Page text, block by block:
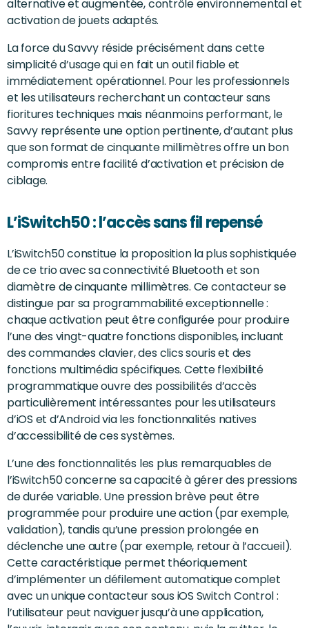
alternative et augmentée, contrôle environnemental et
activation de jouets adaptés.
La force du Savvy réside précisément dans cette
simplicité d’usage qui en fait un outil fiable et
immédiatement opérationnel. Pour les professionnels
et les utilisateurs recherchant un contacteur sans
fioritures techniques mais néanmoins performant, le
Savvy représente une option pertinente, d’autant plus
que son format de cinquante millimètres offre un bon
compromis entre facilité d’activation et précision de
ciblage.
L’iSwitch50 : l’accès sans fil repensé
L’iSwitch50 constitue la proposition la plus sophistiquée
de ce trio avec sa connectivité Bluetooth et son
diamètre de cinquante millimètres. Ce contacteur se
distingue par sa programmabilité exceptionnelle :
chaque activation peut être configurée pour produire
l’une des vingt-quatre fonctions disponibles, incluant
des commandes clavier, des clics souris et des
fonctions multimédia spécifiques. Cette flexibilité
programmatique ouvre des possibilités d’accès
particulièrement intéressantes pour les utilisateurs
d’iOS et d’Android via les fonctionnalités natives
d’accessibilité de ces systèmes.
L’une des fonctionnalités les plus remarquables de
l’iSwitch50 concerne sa capacité à gérer des pressions
de durée variable. Une pression brève peut être
programmée pour produire une action (par exemple,
validation), tandis qu’une pression prolongée en
déclenche une autre (par exemple, retour à l’accueil).
Cette caractéristique permet théoriquement
d’implémenter un défilement automatique complet
avec un unique contacteur sous iOS Switch Control :
l’utilisateur peut naviguer jusqu’à une application,